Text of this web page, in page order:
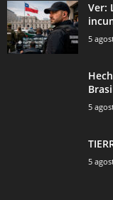
Ver:
5
5
5